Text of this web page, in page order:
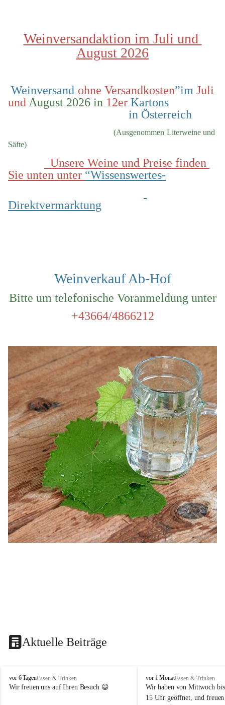
Weinversandaktion im Juli und
August 2026
Weinversand ohne Versandkosten”im Juli
und August 2026 in 12er Kartons
                                        in Österreich
  (Ausgenommen Literweine und
Säfte)
  Unsere Weine und Preise finden
Sie unten unter “Wissenswertes-
Direktvermarktung
Weinverkauf Ab-Hof
Bitte um telefonische Voranmeldung unter
+43664/4866212
Aktuelle Beiträge
B
u
vor 6 TagenEssen & Trinken
Wir freuen uns auf Ihren Besuch 😃
B
u
s
vor 1 MonatEssen & Trinken
Wir haben von Mittwoch
15 Uhr geöffnet, und